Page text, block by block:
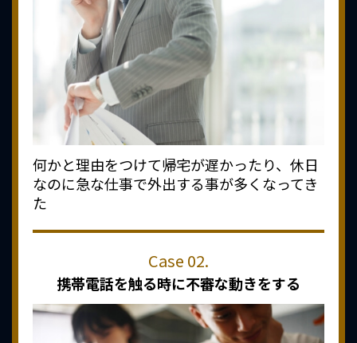
何かと理由をつけて帰宅が遅かったり、休日
なのに急な仕事で外出する事が多くなってき
た
携帯電話を触る時に不審な動きをする